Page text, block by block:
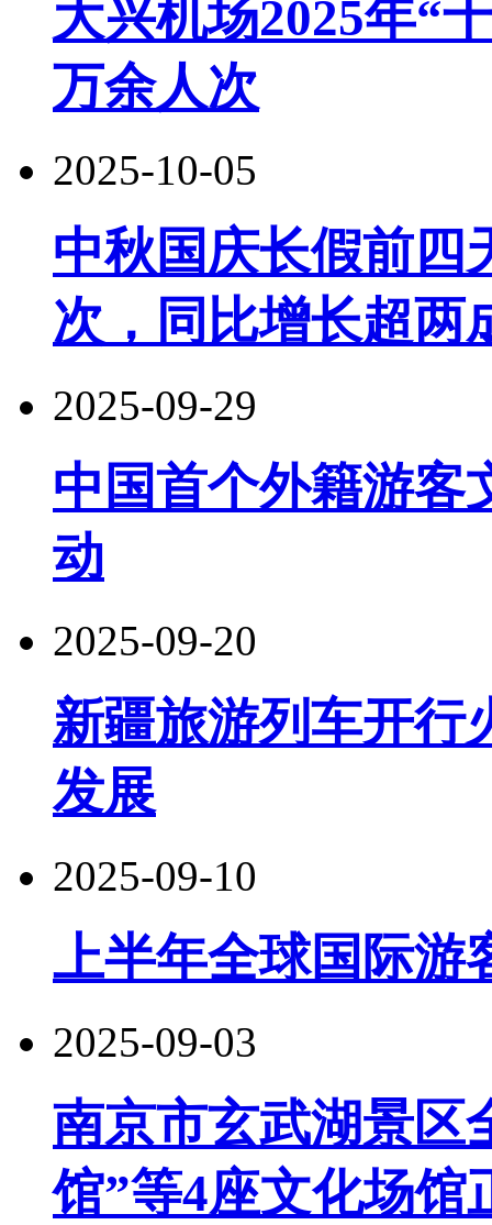
大兴机场2025年“
万余人次
2025-10-05
中秋国庆长假前四
次，同比增长超两
2025-09-29
中国首个外籍游客
动
2025-09-20
新疆旅游列车开行
发展
2025-09-10
上半年全球国际游
2025-09-03
南京市玄武湖景区
馆”等4座文化场馆